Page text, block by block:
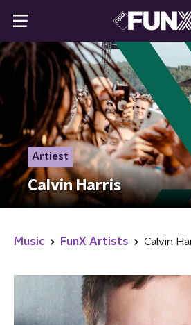
Artiest
Calvin Harris
Music FunX Artists Calvin